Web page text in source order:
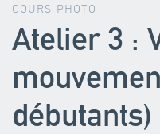
COURS PHOTO
Atelier 3 :
débutants)